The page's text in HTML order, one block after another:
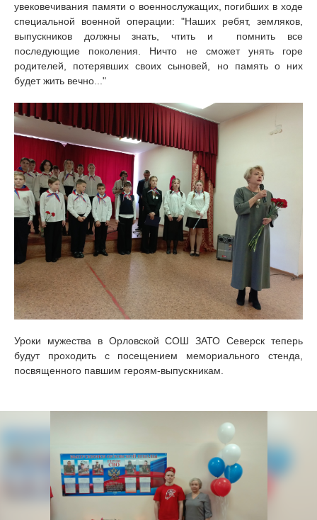
увековечивания памяти о военнослужащих, погибших в ходе
специальной военной операции: "Наших ребят, земляков,
выпускников должны знать, чтить и помнить все
последующие поколения. Ничто не сможет унять горе
родителей, потерявших своих сыновей, но память о них
будет жить вечно..."
Уроки мужества в Орловской СОШ ЗАТО Северск теперь
будут проходить с посещением мемориального стенда,
посвященного павшим героям-выпускникам.